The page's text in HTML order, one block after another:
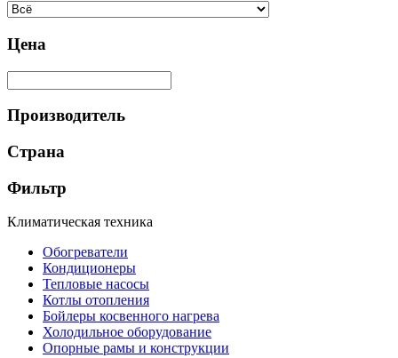
Цена
Производитель
Страна
Фильтр
Климатическая техника
Обогреватели
Кондиционеры
Тепловые насосы
Котлы отопления
Бойлеры косвенного нагрева
Холодильное оборудование
Опорные рамы и конструкции